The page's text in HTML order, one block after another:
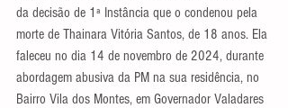
da decisão de 1ª Instância que o condenou pela
morte de Thainara Vitória Santos, de 18 anos. Ela
faleceu no dia 14 de novembro de 2024, durante
abordagem abusiva da PM na sua residência, no
Bairro Vila dos Montes, em Governador Valadares